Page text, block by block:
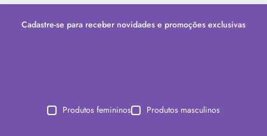
Cadastre-se para receber novidades e promoções exclusivas
Produtos femininos Produtos masculinos